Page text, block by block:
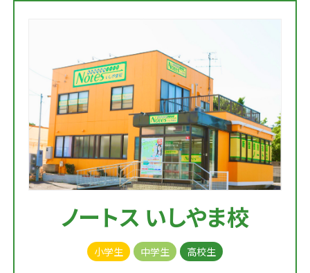
ノートス いしやま校
小学生 中学生 高校生